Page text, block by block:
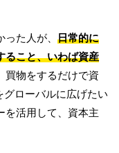
った人が、日常的に
ること、いわば資産
買物をするだけで資
グローバルに広げたい
を活用して、資本主